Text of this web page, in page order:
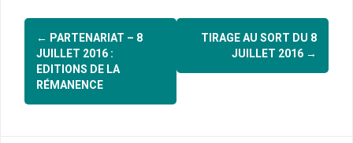
Navigation
d'article
← PARTENARIAT – 8
JUILLET 2016 :
EDITIONS DE LA
RÉMANENCE
TIRAGE AU SORT DU 8
JUILLET 2016 →